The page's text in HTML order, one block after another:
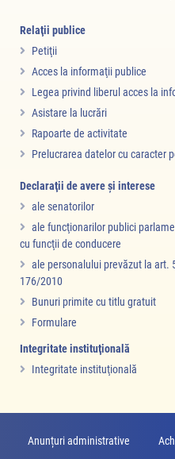
Relaţii publice
Petiţii
Acces la informaţii publice
Legea privind liberul acces la
Asistare la lucrări
Rapoarte de activitate
Prelucrarea datelor cu caracter
Declaraţii de avere şi interese
ale senatorilor
ale funcţionarilor publici
cu funcţii de conducere
ale personalului prevăzut la art.
176/2010
Bunuri primite cu titlu gratuit
Formulare
Integritate instituţională
Integritate instituţională
Anunțuri administrative